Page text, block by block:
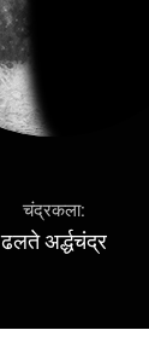
चंद्रकला:
ढलते अर्द्धचंद्र